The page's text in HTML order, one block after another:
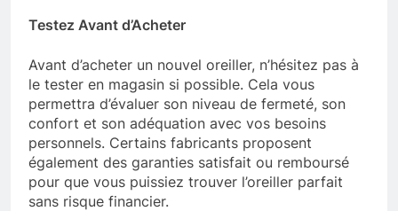
Testez Avant d’Acheter
Avant d’acheter un nouvel oreiller, n’hésitez pas à
le tester en magasin si possible. Cela vous
permettra d’évaluer son niveau de fermeté, son
confort et son adéquation avec vos besoins
personnels. Certains fabricants proposent
également des garanties satisfait ou remboursé
pour que vous puissiez trouver l’oreiller parfait
sans risque financier.